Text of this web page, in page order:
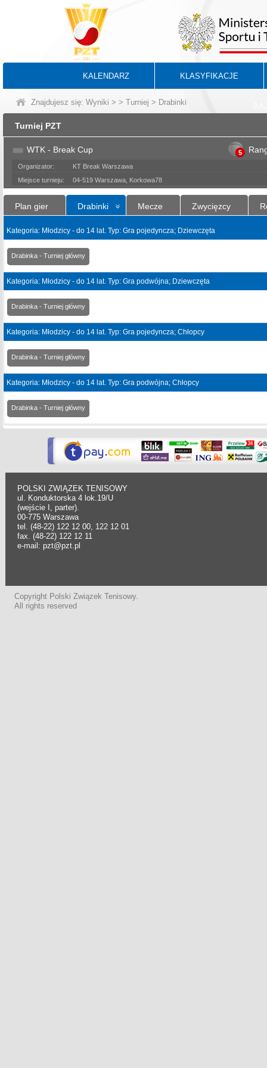
KALENDARZ KLASYFIKACJE
Znajdujesz się: Wyniki > > Turniej > Drabinki
Turniej PZT
WTK - Break Cup 5
Organizator:
KT Break Warszawa
Miejsce turnieju:
04-519 Warszawa, Korkowa78
Plan gier Drabinki Mecze Zwycięzcy
Kategoria: Młodzicy - do 14 lat. Typ: Gra pojedyncza; Dziewczęta
Drabinka - Turniej główny
Kategoria: Młodzicy - do 14 lat. Typ: Gra podwójna; Dziewczęta
Drabinka - Turniej główny
Kategoria: Młodzicy - do 14 lat. Typ: Gra pojedyncza; Chłopcy
Drabinka - Turniej główny
Kategoria: Młodzicy - do 14 lat. Typ: Gra podwójna; Chłopcy
Drabinka - Turniej główny
POLSKI ZWIĄZEK TENISOWY
ul. Konduktorska 4 lok.19/U
(wejście I, parter).
00-775 Warszawa
tel. (48-22) 122 12 00, 122 12 01
fax. (48-22) 122 12 11
e-mail: pzt@pzt.pl
Copyright Polski Związek Tenisowy.
All rights reserved